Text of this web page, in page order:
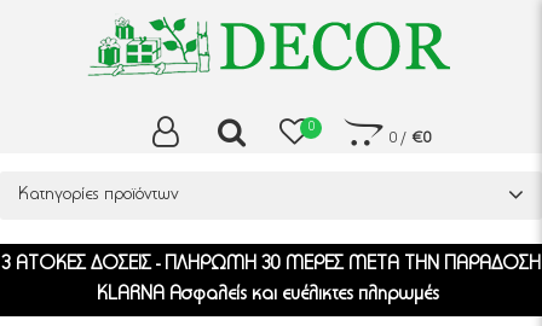
0
0/ €0
Κατηγορίες προϊόντων
3 ΑΤΟΚΕΣ ΔΟΣΕΙΣ - ΠΛΗΡΩΜΗ 30 ΜΕΡΕΣ ΜΕΤΑ ΤΗΝ ΠΑΡΑΔΟΣΗ
KLARNA Ασφαλείς και ευέλικτες πληρωμές